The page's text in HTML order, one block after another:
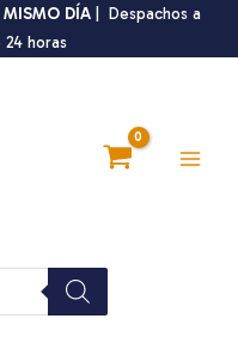
MISMO DÍA | Despachos a
horas